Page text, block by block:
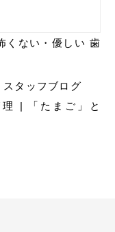
くない・優しい 歯
スタッフブログ
|
「たまご」と